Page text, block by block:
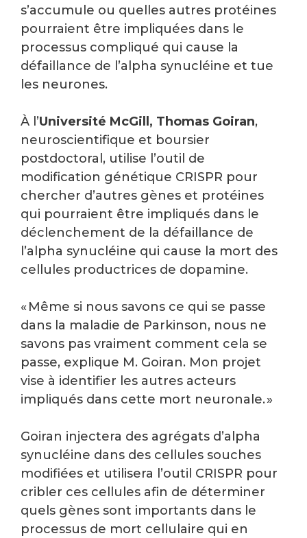
s’accumule ou quelles autres protéines
pourraient être impliquées dans le
processus compliqué qui cause la
défaillance de l’alpha synucléine et tue
les neurones.
À l’Université McGill, Thomas Goiran,
neuroscientifique et boursier
postdoctoral, utilise l’outil de
modification génétique CRISPR pour
chercher d’autres gènes et protéines
qui pourraient être impliqués dans le
déclenchement de la défaillance de
l’alpha synucléine qui cause la mort des
cellules productrices de dopamine.
« Même si nous savons ce qui se passe
dans la maladie de Parkinson, nous ne
savons pas vraiment comment cela se
passe, explique M. Goiran. Mon projet
vise à identifier les autres acteurs
impliqués dans cette mort neuronale. »
Goiran injectera des agrégats d’alpha
synucléine dans des cellules souches
modifiées et utilisera l’outil CRISPR pour
cribler ces cellules afin de déterminer
quels gènes sont importants dans le
processus de mort cellulaire qui en